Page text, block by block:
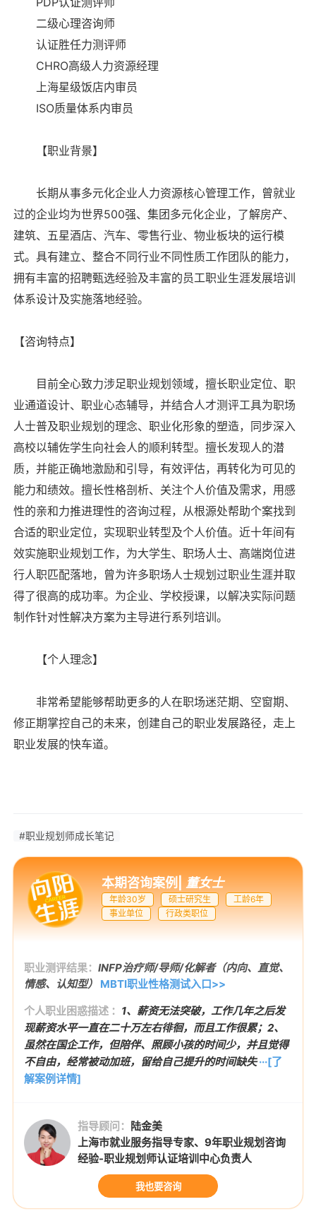
二级心理咨询师
认证胜任力测评师
CHRO高级人力资源经理
上海星级饭店内审员
ISO质量体系内审员
【职业背景】
长期从事多元化企业人力资源核心管理工作，曾就业
过的企业均为世界500强、集团多元化企业，了解房产、
建筑、五星酒店、汽车、零售行业、物业板块的运行模
式。具有建立、整合不同行业不同性质工作团队的能力，
拥有丰富的招聘甄选经验及丰富的员工职业生涯发展培训
体系设计及实施落地经验。
【咨询特点】
目前全心致力涉足职业规划领域，擅长职业定位、职
业通道设计、职业心态辅导，并结合人才测评工具为职场
人士普及职业规划的理念、职业化形象的塑造，同步深入
高校以辅佐学生向社会人的顺利转型。擅长发现人的潜
质，并能正确地激励和引导，有效评估，再转化为可见的
能力和绩效。擅长性格剖析、关注个人价值及需求，用感
性的亲和力推进理性的咨询过程，从根源处帮助个案找到
合适的职业定位，实现职业转型及个人价值。近十年间有
效实施职业规划工作，为大学生、职场人士、高端岗位进
行人职匹配落地，曾为许多职场人士规划过职业生涯并取
得了很高的成功率。为企业、学校授课，以解决实际问题
制作针对性解决方案为主导进行系列培训。
【个人理念】
非常希望能够帮助更多的人在职场迷茫期、空窗期、
修正期掌控自己的未来，创建自己的职业发展路径，走上
职业发展的快车道。
#职业规划师成长笔记
本期咨询案例 董女士
年龄30岁 硕士研究生
工龄6年
事业单位
行政类职位
职业测评结果： INFP治疗师/导师/化解者（内向、直觉、
情感、认知型）
MBTI职业性格测试入口>>
个人职业困惑描述 ： 1、薪资无法突破，工作几年之后发
现薪资水平一直在二十万左右徘徊，而且工作很累；2、
虽然在国企工作，但陪伴、照顾小孩的时间少，并且觉得
不自由，经常被动加班，留给自己提升的时间缺失 ···[了
解案例详情]
指导顾问： 陆金美
上海市就业服务指导专家、9年职业规划咨询
经验-职业规划师认证培训中心负责人
我也要咨询